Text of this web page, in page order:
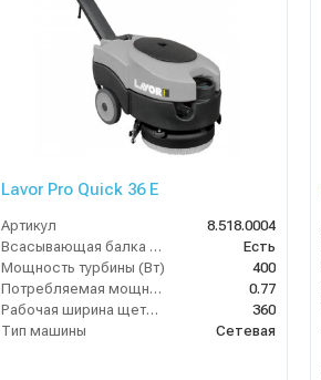
Lavor Pro Quick 36 E
Артикул
8.518.0004
Всасывающая балка (шт)
Есть
Мощность турбины (Вт)
400
Потребляемая мощность (кВт)
0.77
Рабочая ширина щеток (мм)
360
Тип машины
Сетевая